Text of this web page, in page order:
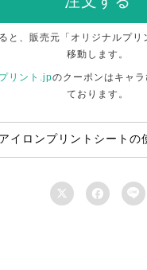
と、販売元「オリジナルプリ
移動します。
リント.jpのクーポンはキャ
ております。
アイロンプリントシートの
  